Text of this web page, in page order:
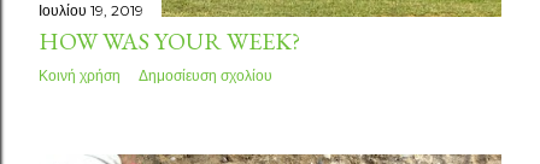
Ιουλίου 19, 2019
HOW WAS YOUR WEEK?
Κοινή χρήση Δημοσίευση σχολίου